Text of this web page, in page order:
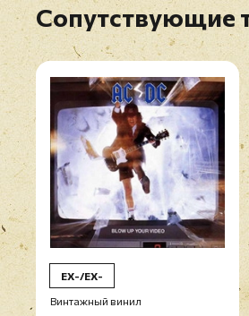
Сопутствующие
EX-/EX-
Винтажный винил